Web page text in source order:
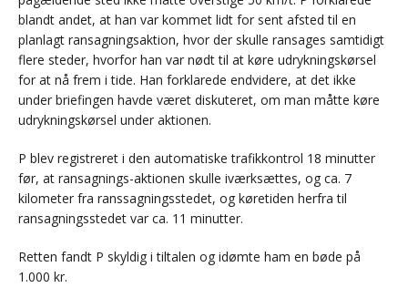
blandt andet, at han var kommet lidt for sent afsted til en
planlagt ransagningsaktion, hvor der skulle ransages samtidigt
flere steder, hvorfor han var nødt til at køre udrykningskørsel
for at nå frem i tide. Han forklarede endvidere, at det ikke
under briefingen havde været diskuteret, om man måtte køre
udrykningskørsel under aktionen.
P blev registreret i den automatiske trafikkontrol 18 minutter
før, at ransagnings-aktionen skulle iværksættes, og ca. 7
kilometer fra ranssagningsstedet, og køretiden herfra til
ransagningsstedet var ca. 11 minutter.
Retten fandt P skyldig i tiltalen og idømte ham en bøde på
1.000 kr.